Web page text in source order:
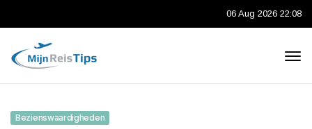
06 Aug 2026 22:08
Bezienswaardigheden